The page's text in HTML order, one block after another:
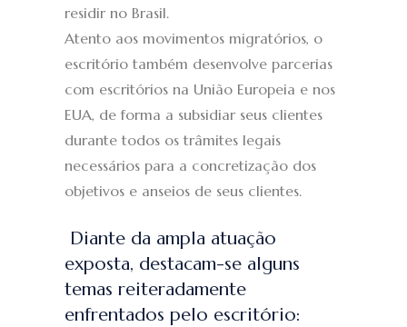
residir no Brasil.
Atento aos movimentos migratórios, o
escritório também desenvolve parcerias
com escritórios na União Europeia e nos
EUA, de forma a subsidiar seus clientes
durante todos os trâmites legais
necessários para a concretização dos
objetivos e anseios de seus clientes.
Diante da ampla atuação
exposta, destacam-se alguns
temas reiteradamente
enfrentados pelo escritório: